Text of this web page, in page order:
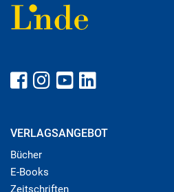
VERLAGSANGEBOT
Bücher
E-Books
Zeitschriften